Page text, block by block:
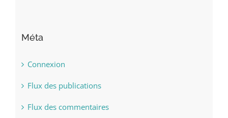
Méta
Connexion
Flux des publications
Flux des commentaires